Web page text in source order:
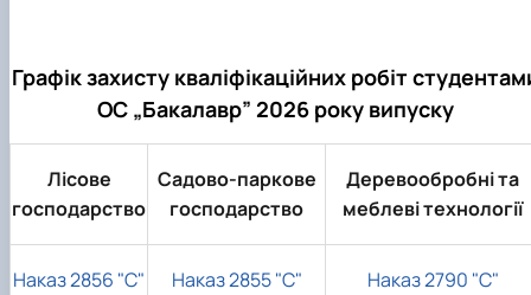
Графік захисту кваліфікаційних робіт
ОС „Бакалавр” 2026 року випуску
Лісове
господарство
Садово-паркове
господарство
Деревообробні та
меблеві технології
Наказ 2856 "С" Наказ 2855 "С" Наказ 2790 "С"